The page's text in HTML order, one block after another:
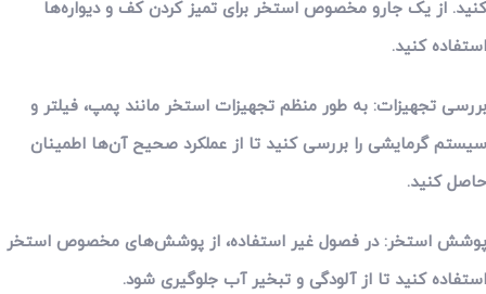
از یک جارو مخصوص استخر برای تمیز کردن کف و دیواره‌ها
کنید.
تجهیزات: به طور منظم تجهیزات استخر مانند پمپ، فیلتر و
گرمایشی را بررسی کنید تا از عملکرد صحیح آن‌ها اطمینان
کنید.
استخر: در فصول غیر استفاده، از پوشش‌های مخصوص استخر
کنید تا از آلودگی و تبخیر آب جلوگیری شود.